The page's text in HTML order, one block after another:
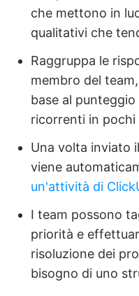
che mettono in
qualitativi che
Raggruppa le
membro del
base al
ricorrenti in pochi
Una volta inviato
viene
un'attività di
I team possono
priorità e
risoluzione dei
bisogno di uno